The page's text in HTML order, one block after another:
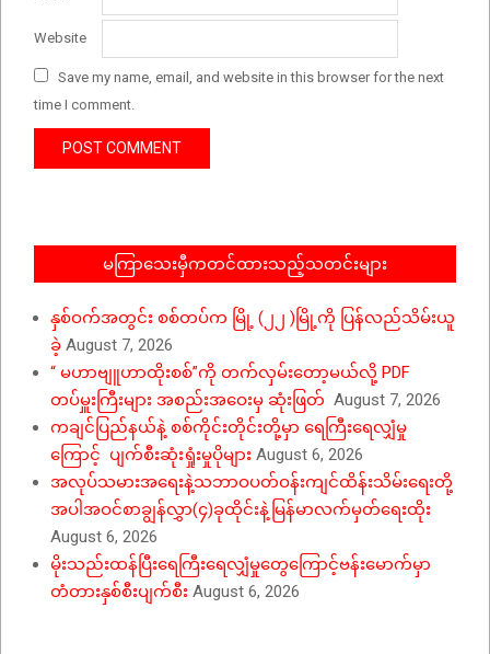
Website
Save my name, email, and website in this browser for the next
time I comment.
မကြာသေးမှီကတင်ထားသည့်သတင်းများ
နှစ်ဝက်အတွင်း စစ်တပ်က မြို့ (၂၂ )မြို့ကို ပြန်လည်သိမ်းယူ
ခဲ့ August 7, 2026
“ မဟာဗျူဟာထိုးစစ်”ကို တက်လှမ်းတော့မယ်လို့ PDF
တပ်မှူးကြီးများ အစည်းအဝေးမှ ဆုံးဖြတ် August 7, 2026
ကချင်ပြည်နယ်နဲ့ စစ်ကိုင်းတိုင်းတို့မှာ ရေကြီးရေလျှံမှု
ကြောင့် ပျက်စီးဆုံးရှုံးမှုပိုများ August 6, 2026
အလုပ်သမားအရေးနဲ့သဘာဝပတ်ဝန်းကျင်ထိန်းသိမ်းရေးတို့
အပါအဝင်စာချွန်လွှာ(၄)ခုထိုင်းနဲ့မြန်မာလက်မှတ်ရေးထိုး
August 6, 2026
မိုးသည်းထန်ပြီးရေကြီးရေလျှံမှုတွေကြောင့်ဗန်းမောက်မှာ
တံတားနှစ်စီးပျက်စီး August 6, 2026